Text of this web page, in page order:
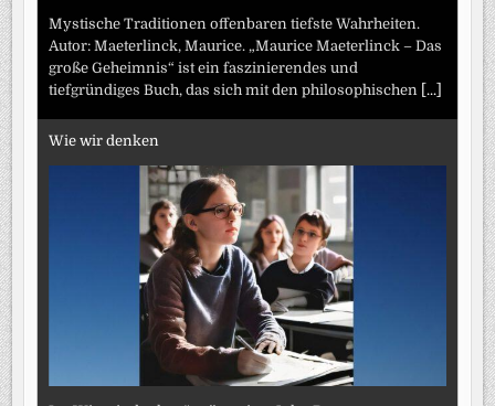
Mystische Traditionen offenbaren tiefste Wahrheiten.
Autor: Maeterlinck, Maurice. „Maurice Maeterlinck – Das
große Geheimnis“ ist ein faszinierendes und
tiefgründiges Buch, das sich mit den philosophischen
[...]
Wie wir denken